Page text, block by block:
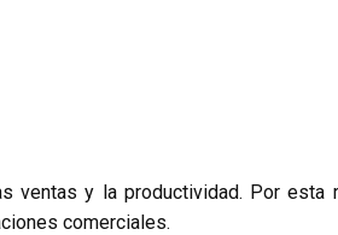
ventas y la productividad. Por
comerciales.